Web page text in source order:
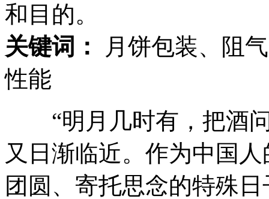
和目的。
关键词：
月饼包装、阻
性能
“明月几时有，把酒问
又日渐临近。作为中国
团圆、寄托思念的特殊